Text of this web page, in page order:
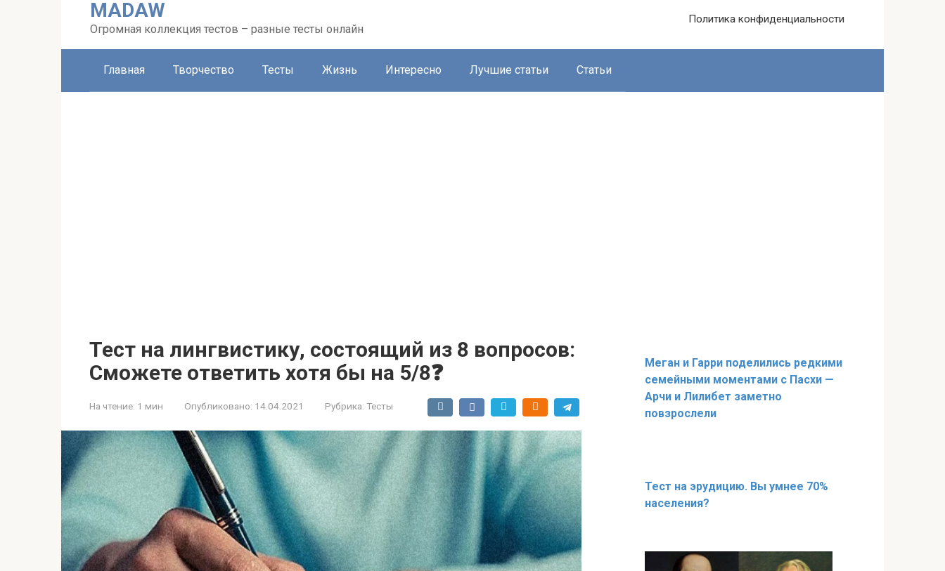
MADAW
Огромная коллекция тестов – разные тесты онлайн
Политика конфиденциальности
Главная Творчество Тесты Жизнь Интересно Лучшие статьи Статьи
Тест на лингвистику, состоящий из 8 вопросов:
Сможете ответить хотя бы на 5/8❓
На чтение: 1 мин Опубликовано: 14.04.2021 Рубрика: Тесты
Меган и Гарри поделились редкими
семейными моментами с Пасхи —
Арчи и Лилибет заметно
повзрослели
Тест на эрудицию. Вы умнее 70%
населения?